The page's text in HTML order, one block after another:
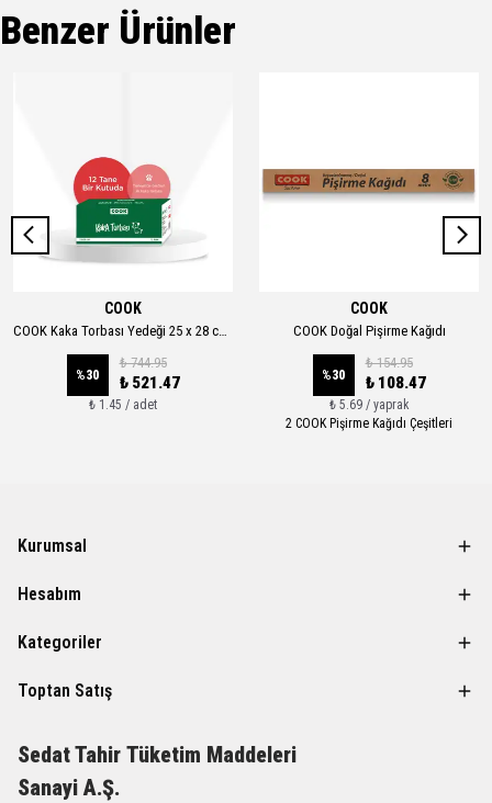
Benzer Ürünler
COOK
COOK Kaka Torbası Yedeği 25 x 28 cm 12'li Kutu
%30
₺ 744.95
₺ 521.47
₺ 1.45 / adet
COOK
COOK Doğal Pişirme Kağıdı
%30
₺ 154.95
₺ 108.47
₺ 5.69 / yaprak
2 COOK Pişirme Kağıdı Çeşitleri
Kurumsal
Hesabım
Kategoriler
Toptan Satış
Sedat Tahir Tüketim Maddeleri
Sanayi A.Ş.